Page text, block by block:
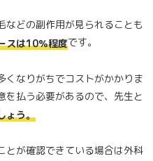
などの副作用が見られることも
スは10％程度です。
くなりがちでコストがかかりま
を払う必要があるので、先生と
ょう。
とが確認できている場合は外科